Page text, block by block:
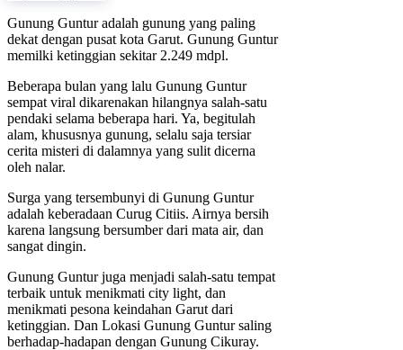
Gunung Guntur adalah gunung yang paling
dekat dengan pusat kota Garut. Gunung Guntur
memilki ketinggian sekitar 2.249 mdpl.
Beberapa bulan yang lalu Gunung Guntur
sempat viral dikarenakan hilangnya salah-satu
pendaki selama beberapa hari. Ya, begitulah
alam, khususnya gunung, selalu saja tersiar
cerita misteri di dalamnya yang sulit dicerna
oleh nalar.
Surga yang tersembunyi di Gunung Guntur
adalah keberadaan Curug Citiis. Airnya bersih
karena langsung bersumber dari mata air, dan
sangat dingin.
Gunung Guntur juga menjadi salah-satu tempat
terbaik untuk menikmati city light, dan
menikmati pesona keindahan Garut dari
ketinggian. Dan Lokasi Gunung Guntur saling
berhadap-hadapan dengan Gunung Cikuray.